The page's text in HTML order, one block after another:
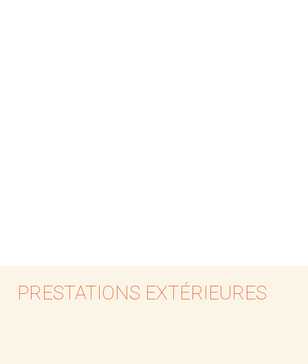
PRESTATIONS EXTÉRIEURES